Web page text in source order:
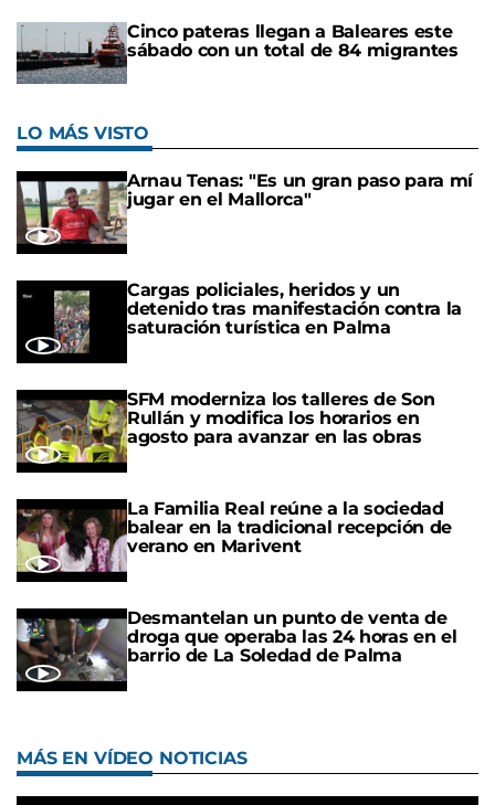
Cinco pateras llegan a Baleares este
sábado con un total de 84 migrantes
LO MÁS VISTO
Arnau Tenas: "Es un gran paso para mí
jugar en el Mallorca"
Cargas policiales, heridos y un
detenido tras manifestación contra la
saturación turística en Palma
SFM moderniza los talleres de Son
Rullán y modifica los horarios en
agosto para avanzar en las obras
La Familia Real reúne a la sociedad
balear en la tradicional recepción de
verano en Marivent
Desmantelan un punto de venta de
droga que operaba las 24 horas en el
barrio de La Soledad de Palma
MÁS EN VÍDEO NOTICIAS